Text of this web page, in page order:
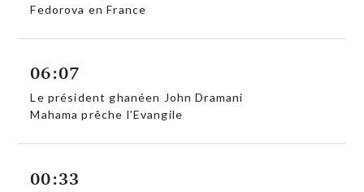
Fedorova en France
06:07
Le président ghanéen John Dramani
Mahama prêche l’Evangile
00:33